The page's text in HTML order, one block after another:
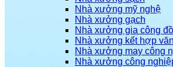
Nhà xưởng mỹ nghệ
Nhà xưởng gạch
Nhà xưởng gia công
Nhà xưởng kết hợp
Nhà xưởng may công
Nhà xưởng công